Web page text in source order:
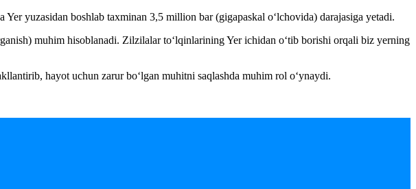
yuzasidan boshlab taxminan 3,5 million bar (gigapaskal o‘lchovida) darajasiga yetadi.
muhim hisoblanadi. Zilzilalar to‘lqinlarining Yer ichidan o‘tib borishi orqali biz yerning
hayot uchun zarur bo‘lgan muhitni saqlashda muhim rol o‘ynaydi.